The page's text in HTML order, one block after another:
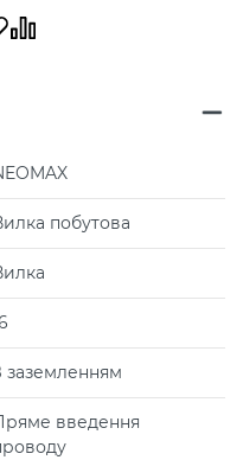
побутова
заземленням
введення